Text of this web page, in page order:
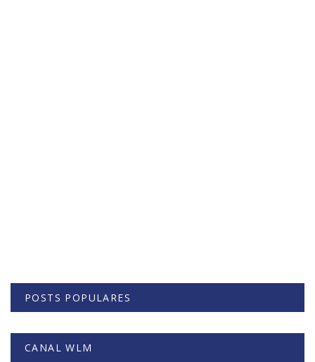
POSTS POPULARES
CANAL WLM